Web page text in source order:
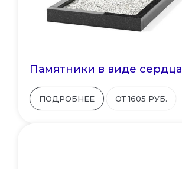
Памятники в виде сердца
ПОДРОБНЕЕ ОТ 1605 РУБ.